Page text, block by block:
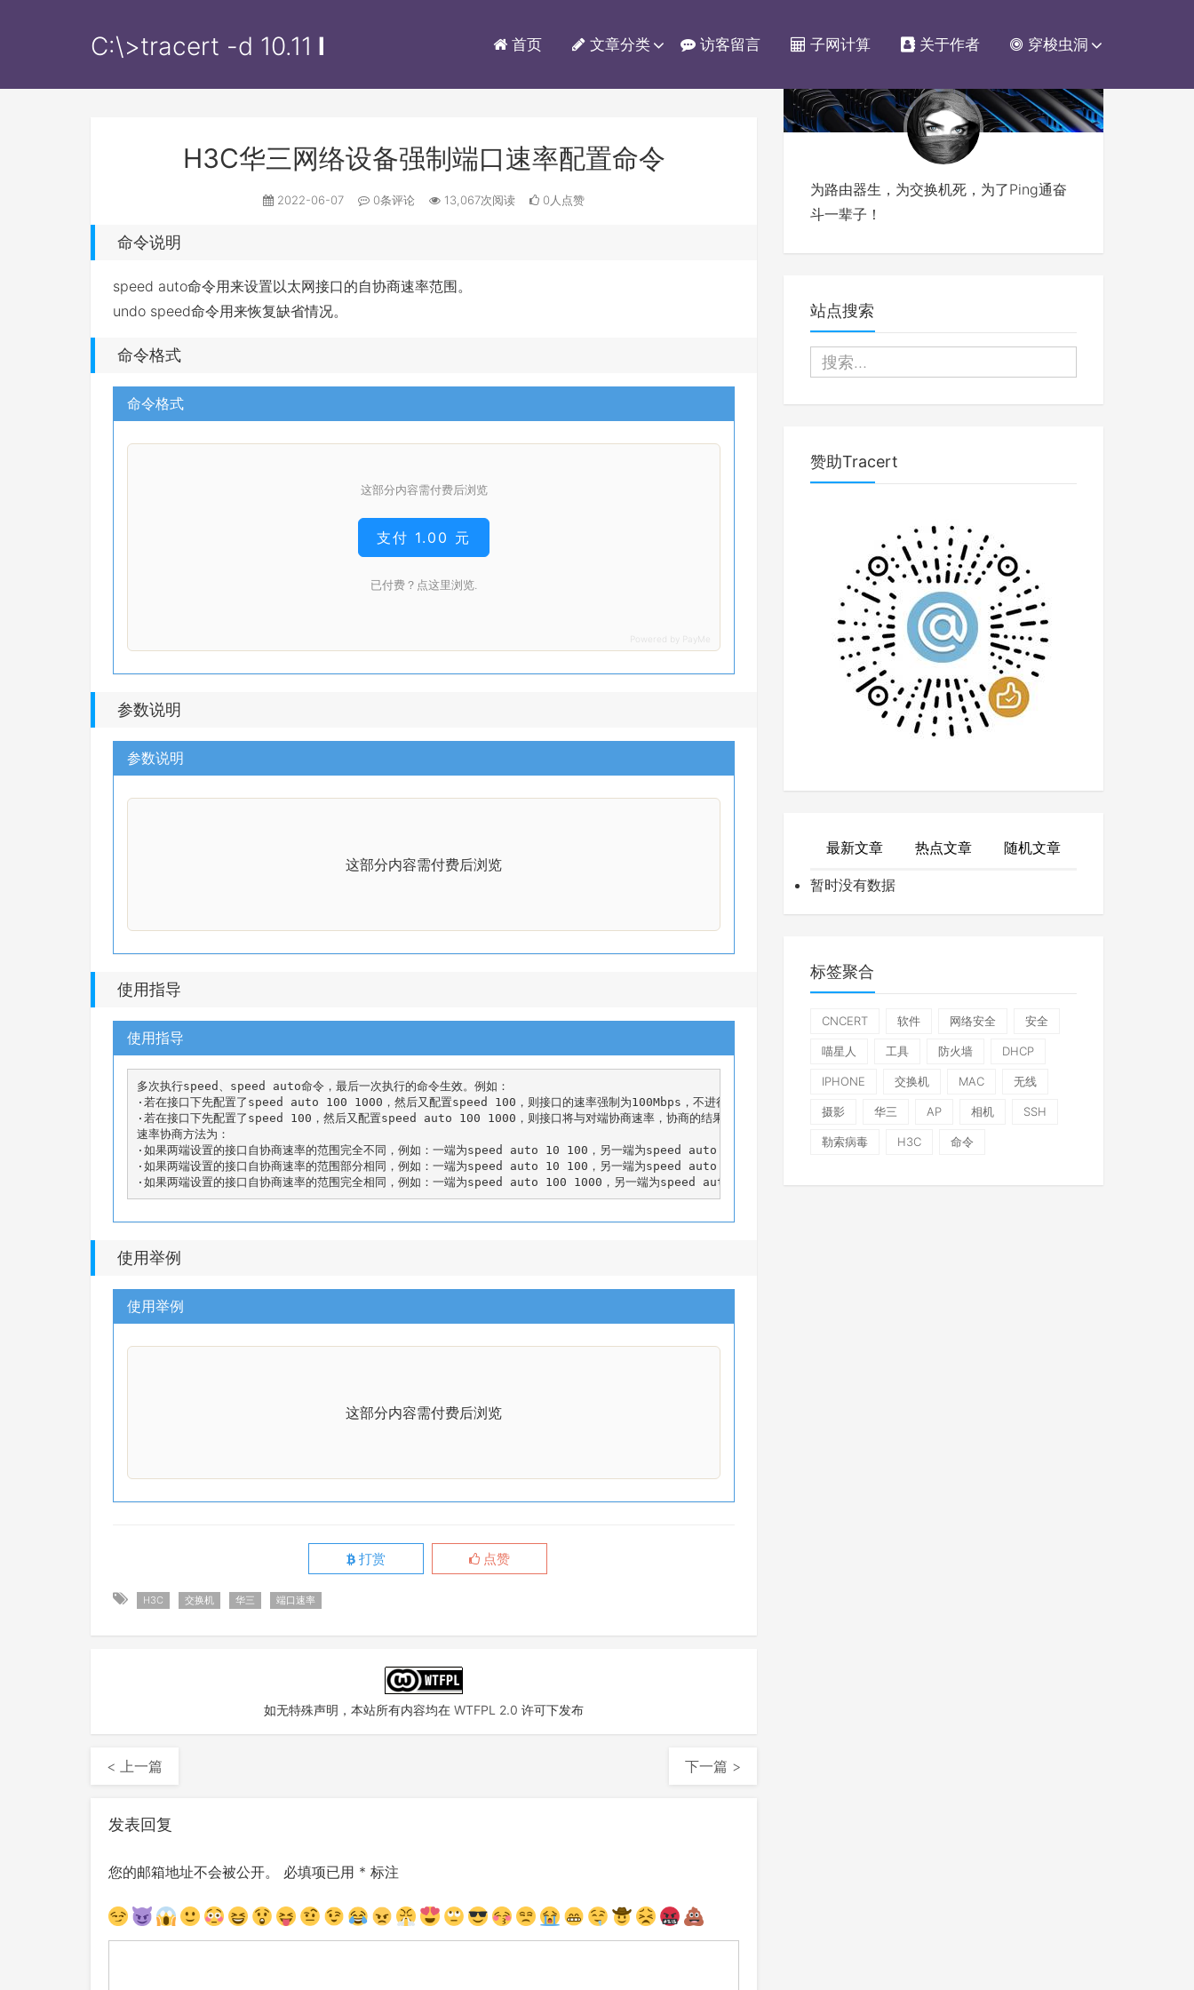
C:\>tracert -d 10.11.12 首页 文章分类 访客留言 子网计算 关于作者 穿梭虫洞
H3C华三网络设备强制端口速率配置命令
2022-06-07 0条评论 13,067次阅读 0人点赞
命令说明
speed auto命令用来设置以太网接口的自协商速率范围。
undo speed命令用来恢复缺省情况。
命令格式
命令格式
这部分内容需付费后浏览
支付 1.00 元
已付费？点这里浏览.
参数说明
参数说明
这部分内容需付费后浏览
使用指导
使用指导
多次执行speed、speed auto命令，最后一次执行的命令生效。例如：
·若在接口下先配置了speed auto 100 1000，然后又配置speed 100，则接口的速率强制为100Mbps，不进行协商。
·若在接口下先配置了speed 100，然后又配置speed auto 100 1000，则接口将与对端协商速率，协商的结果只能为100Mbps或1000Mbps。
速率协商方法为：
·如果两端设置的接口自协商速率的范围完全不同，例如：一端为speed auto 10 100，另一端为speed auto 1000，此时两端速率协商不成功；
·如果两端设置的接口自协商速率的范围部分相同，例如：一端为speed auto 10 100，另一端为speed auto 100 1000，此时两端速率协商为双方都有的100 Mbps；
使用举例
使用举例
这部分内容需付费后浏览
打赏 点赞
H3C 交换机 华三 端口速率
如无特殊声明，本站所有内容均在 WTFPL 2.0 许可下发布
< 上一篇 下一篇 >
发表回复
您的邮箱地址不会被公开。 必填项已用 * 标注
为路由器生，为交换机死，为了Ping通奋
斗一辈子！
站点搜索
赞助Tracert
最新文章 热点文章 随机文章
暂时没有数据
标签聚合
CNCERT 软件 网络安全 安全
喵星人 工具 防火墙 DHCP
IPHONE 交换机 MAC 无线
摄影 华三 AP 相机 SSH
勒索病毒 H3C 命令